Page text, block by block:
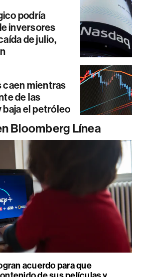
podría
inversores
de julio,
caen mientras
de las
baja el petróleo
Bloomberg Línea
acuerdo para que